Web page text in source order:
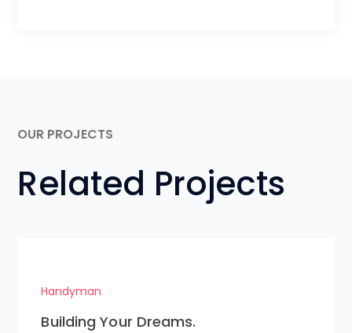
OUR PROJECTS
Related Projects
Handyman
Building Your Dreams.